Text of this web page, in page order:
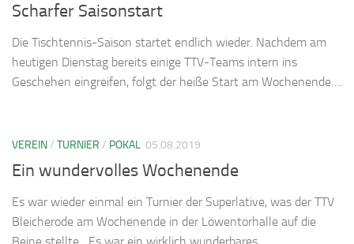
Scharfer Saisonstart
Die Tischtennis-Saison startet endlich wieder. Nachdem am
heutigen Dienstag bereits einige TTV-Teams intern ins
Geschehen eingreifen, folgt der heiße Start am Wochenende….
VEREIN/ TURNIER / POKAL 05.08.2019
Ein wundervolles Wochenende
Es war wieder einmal ein Turnier der Superlative, was der TTV
Bleicherode am Wochenende in der Löwentorhalle auf die